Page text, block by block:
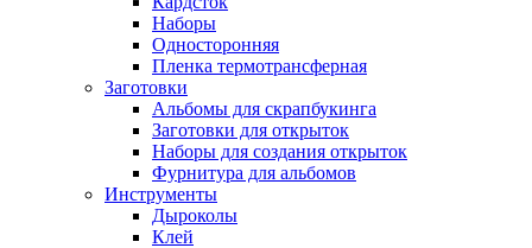
Наборы
Односторонняя
Пленка термотрансферная
Заготовки
Альбомы для скрапбукинга
Заготовки для открыток
Наборы для создания открыток
Фурнитура для альбомов
Инструменты
Дыроколы
Клей